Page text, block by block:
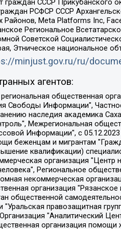
граждан СССР Прикубанского
РСФСР СССР
Районов, Meta Platforms Inc,
Региональное
Советской
Этническое национальное
minjust.gov.ru/ru/
агентов:
Союз общественных объединений "Российский исследовательский центр по правам человека", Региональное общественное учреждение научно-информационный центр "МЕМОРИАЛ", Некоммерческая организация "Фонд защиты гласности", Автономная некоммерческая организация "Институт прав человека", Городская общественная организация "Екатеринбургское общество "МЕМОРИАЛ", Городская общественная организация "Рязанское историко-просветительское и правозащитное общество "Мемориал" (Рязанский Мемориал), Челябинский региональный орган общественной самодеятельности – женское общественное объединение "Женщины Евразии", Челябинский региональный орган общественной самодеятельности "Уральская правозащитная группа", Фонд содействия защите здоровья и социальной справедливости имени Андрея Рылькова, Автономная Некоммерческая Организация "Аналитический Центр Юрия Левады", Автономная некоммерческая организация социальной поддержки населения "Проект Апрель", Региональная общественная организация помощи женщинам и детям, находящимся в кризисной ситуации "Информационно-методический центр "Анна", Фонд содействия развитию массовых коммуникаций и правовому просвещению "Так-так-Так", Фонд содействия устойчивому развитию "Серебряная тайга", Свердловский региональный общественный фонд социальных проектов "Новое время", "Idel.Реалии", Кавказ.Реалии, Крым.Реалии, Телеканал Настоящее Время, Татаро-башкирская служба Радио Свобода (Azatliq Radiosi), Радио Свободная Европа/Радио Свобода (PCE/PC), "Сибирь.Реалии", "Фактограф", Благотворительный фонд помощи осужденным и их семьям, Автономная некоммерческая организация "Институт глобализации и социальных движений", Фонд "В защиту прав заключенных", Частное учреждение "Центр поддержки и содействия развитию средств массовой информации", Пензенский региональный общественный благотворительный фонд "Гражданский союз", "Север.Реалии", Некоммерческая